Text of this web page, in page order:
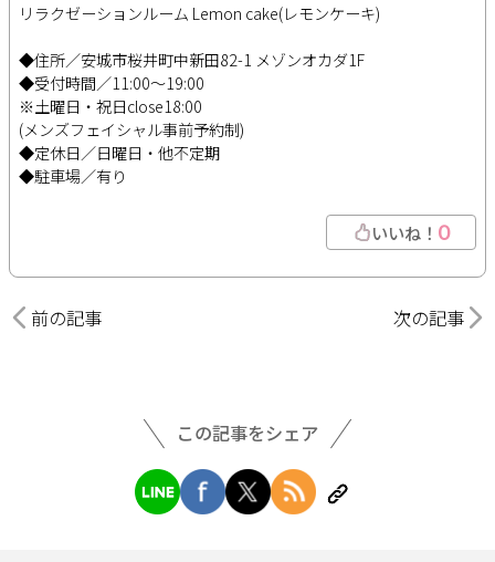
リラクゼーションルーム Lemon cake(レモンケーキ)
◆住所／安城市桜井町中新田82-1 メゾンオカダ1F
◆受付時間／11:00～19:00
※土曜日・祝日close18:00
(メンズフェイシャル事前予約制)
◆定休日／日曜日・他不定期
◆駐車場／有り
いいね！ 0
前の記事 次の記事
この記事をシェア